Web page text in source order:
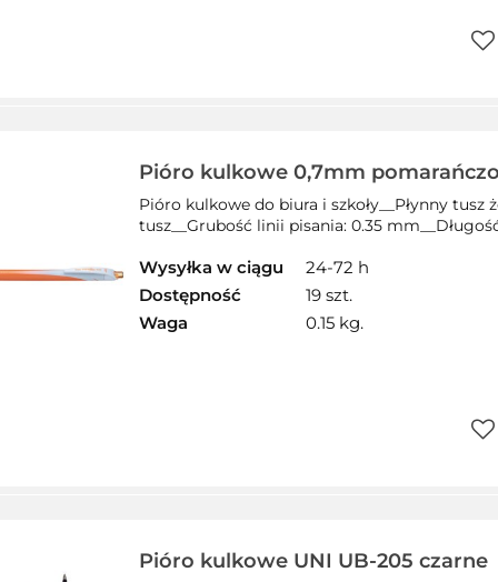
Pióro kulkowe 0,7mm
PENTEL
Pióro kulkowe do biura i szkoły__Płynny
tusz__Grubość linii pisania: 0.35
Wysyłka w ciągu
24-72 h
Dostępność
19 szt.
Waga
0.15 kg.
Pióro kulkowe UNI UB-205 czarne